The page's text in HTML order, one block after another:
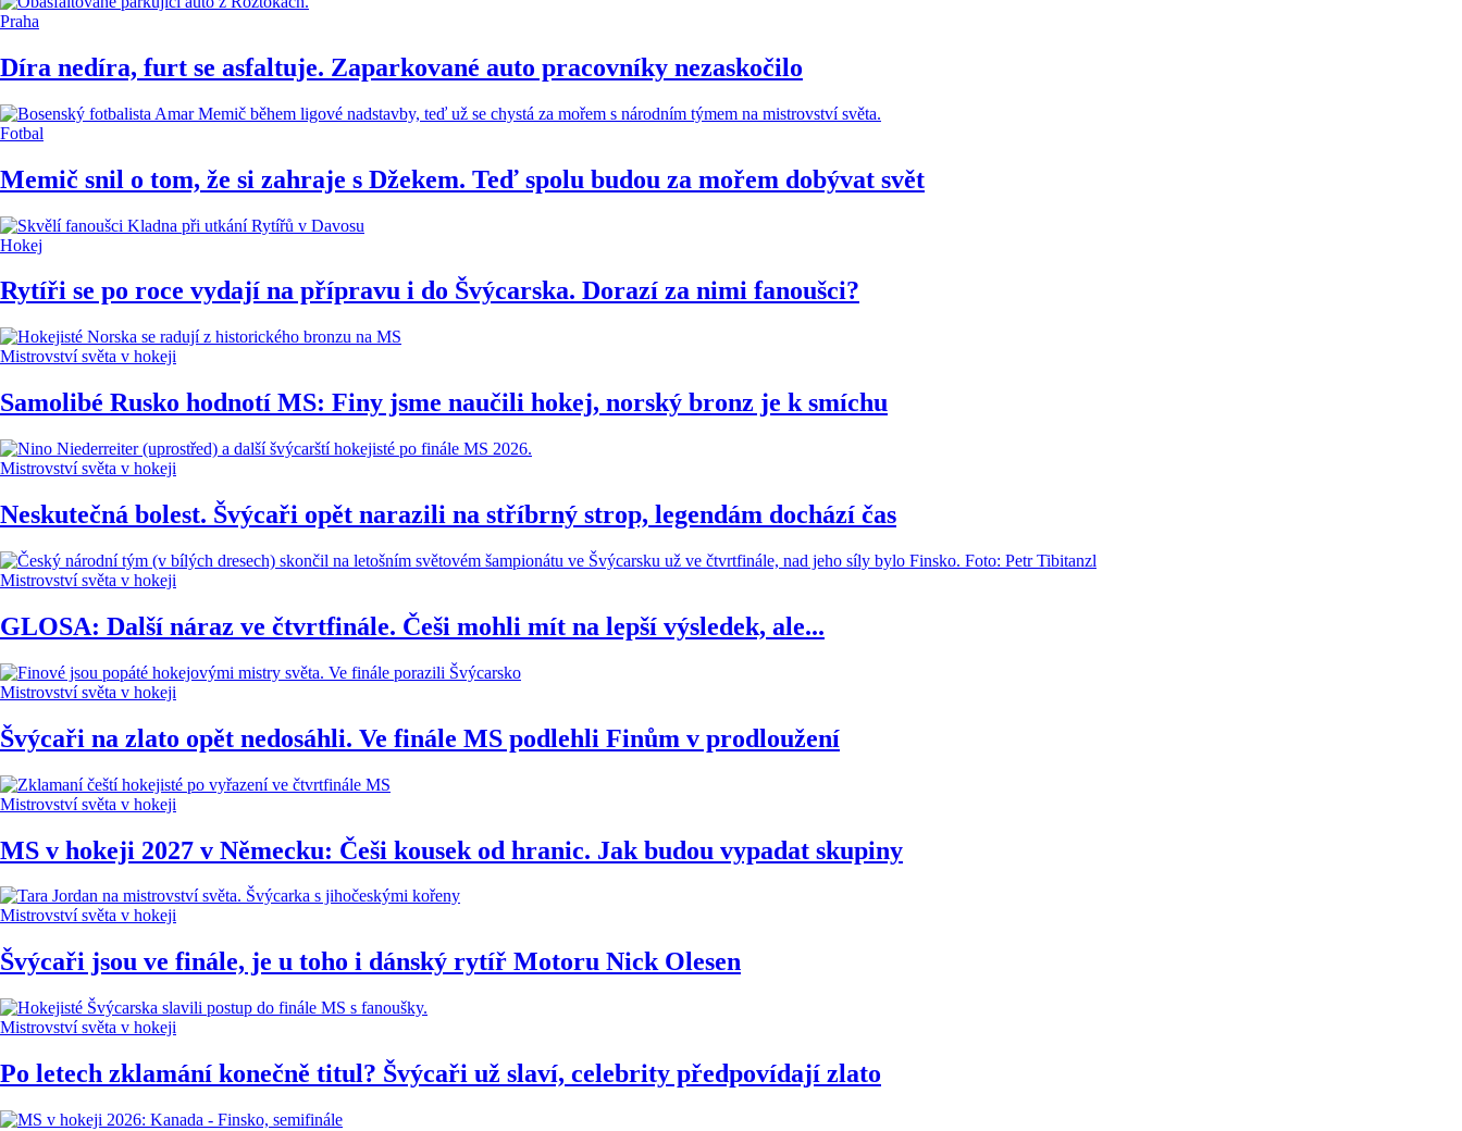
Praha
Díra nedíra, furt se asfaltuje. Zaparkované auto pracovníky nezaskočilo
Fotbal
Memič snil o tom, že si zahraje s Džekem. Teď spolu budou za mořem dobývat svět
Hokej
Rytíři se po roce vydají na přípravu i do Švýcarska. Dorazí za nimi fanoušci?
Mistrovství světa v hokeji
Samolibé Rusko hodnotí MS: Finy jsme naučili hokej, norský bronz je k smíchu
Mistrovství světa v hokeji
Neskutečná bolest. Švýcaři opět narazili na stříbrný strop, legendám dochází čas
Mistrovství světa v hokeji
GLOSA: Další náraz ve čtvrtfinále. Češi mohli mít na lepší výsledek, ale...
Mistrovství světa v hokeji
Švýcaři na zlato opět nedosáhli. Ve finále MS podlehli Finům v prodloužení
Mistrovství světa v hokeji
MS v hokeji 2027 v Německu: Češi kousek od hranic. Jak budou vypadat skupiny
Mistrovství světa v hokeji
Švýcaři jsou ve finále, je u toho i dánský rytíř Motoru Nick Olesen
Mistrovství světa v hokeji
Po letech zklamání konečně titul? Švýcaři už slaví, celebrity předpovídají zlato